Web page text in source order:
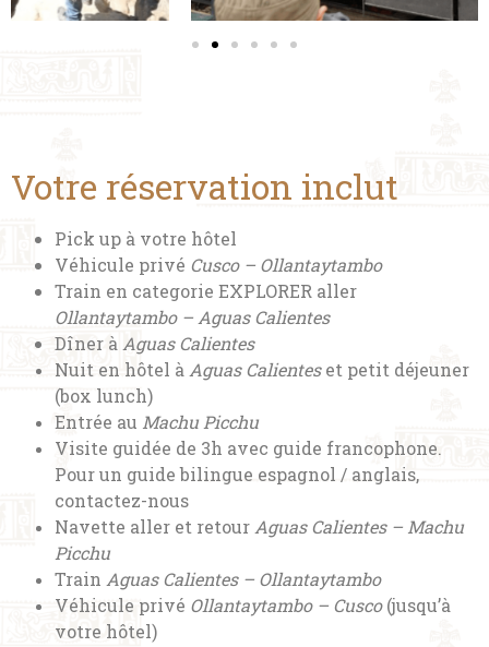
Votre réservation inclut
Pick up à votre hôtel
Véhicule privé Cusco – Ollantaytambo
Train en categorie EXPLORER aller
Ollantaytambo – Aguas Calientes
Dîner à Aguas Calientes
Nuit en hôtel à Aguas Calienteset petit déjeuner
(box lunch)
Entrée au Machu Picchu
Visite guidée de 3h avec guide francophone.
Pour un guide bilingue espagnol / anglais,
contactez-nous
Navette aller et retour Aguas Calientes – Machu
Picchu
Train Aguas Calientes – Ollantaytambo
Véhicule privé Ollantaytambo – Cusco(jusqu’à
votre hôtel)